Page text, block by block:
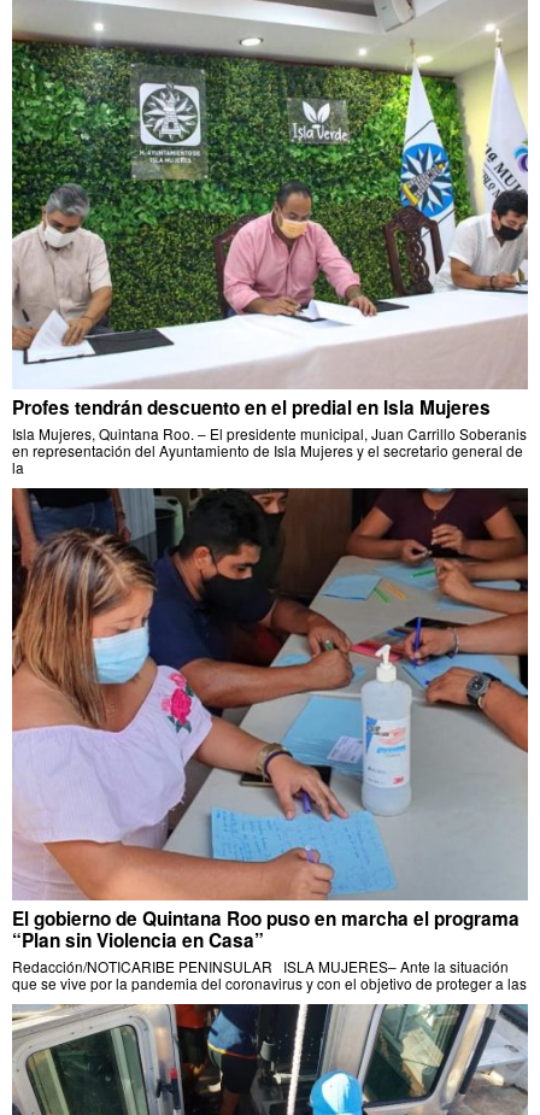
Profes tendrán descuento en el predial en Isla Mujeres
Isla Mujeres, Quintana Roo. – El presidente municipal, Juan Carrillo Soberanis
en representación del Ayuntamiento de Isla Mujeres y el secretario general de
la
El gobierno de Quintana Roo puso en marcha el programa
“Plan sin Violencia en Casa”
Redacción/NOTICARIBE PENINSULAR ISLA MUJERES– Ante la situación
que se vive por la pandemia del coronavirus y con el objetivo de proteger a las